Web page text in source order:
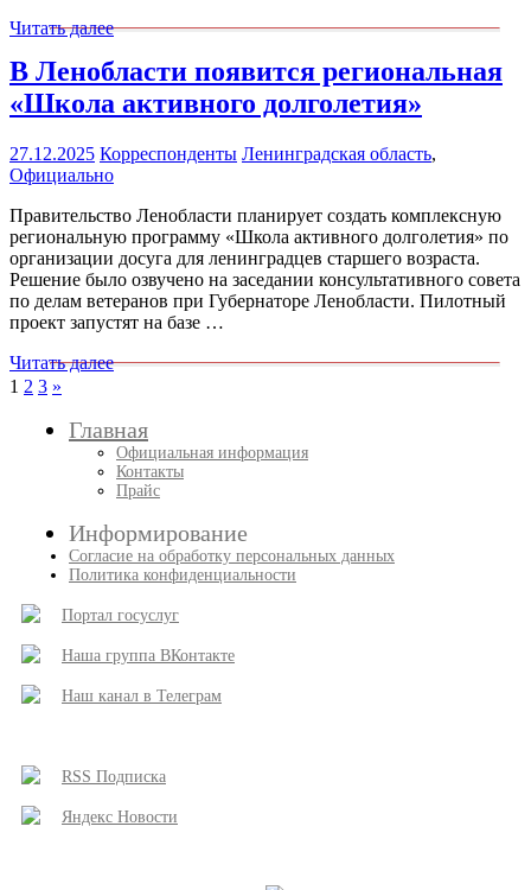
Читать далее
В Ленобласти появится региональная
«Школа активного долголетия»
27.12.2025 Корреспонденты Ленинградская область,
Официально
Правительство Ленобласти планирует создать комплексную
региональную программу «Школа активного долголетия» по
организации досуга для ленинградцев старшего возраста.
Решение было озвучено на заседании консультативного совета
по делам ветеранов при Губернаторе Ленобласти. Пилотный
проект запустят на базе …
Читать далее
Пагинация
записей
1 2 3 След.
»
Главная
Официальная информация
Контакты
Прайс
Информирование
Согласие на обработку персональных данных
Политика конфиденциальности
Портал госуслуг
Наша группа ВКонтакте
Наш канал в Телеграм
RSS Подписка
Яндекс Новости